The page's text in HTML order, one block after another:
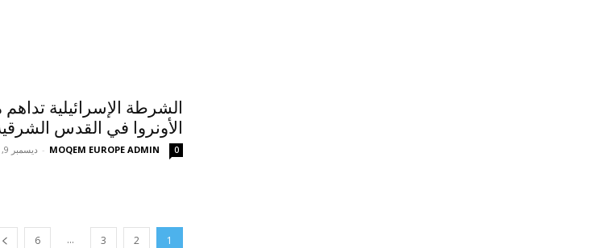
الشرطة الإسرائيلية تداهم
الأونروا في القدس
MOQEM EUROPE ADMIN
- ديسمبر 9, 2025 0
1
2
3
...
6